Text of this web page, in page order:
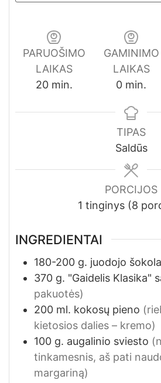
PARUOŠIMO
LAIKAS
20minutes
min.
GAMINIMO
LAIKAS
0minutes
min.
TIPAS
Saldūs
PORCIJOS
1 tinginys (8
INGREDIENTAI
180-200 g. juodojo
370 g. "Gaidelis Klasika"
pakuotės)
200 ml. kokosų pieno
kietosios dalies – kremo)
100 g. augalinio sviesto
tinkamesnis, aš pati
margariną)